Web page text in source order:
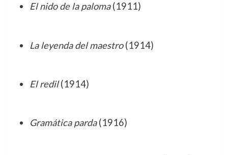
El nido de la paloma(1911)
La leyenda del maestro(1914)
El redil(1914)
Gramática parda(1916)